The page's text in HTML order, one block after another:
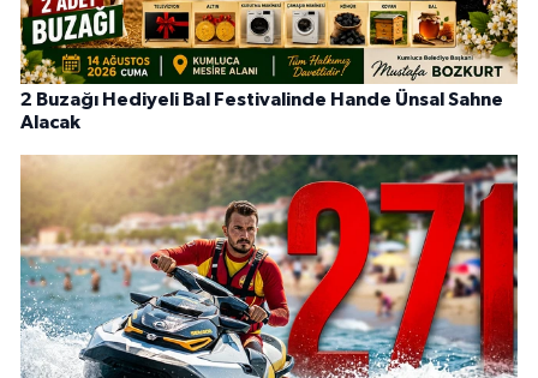
2 Buzağı Hediyeli Bal Festivalinde Hande Ünsal Sahne
Alacak